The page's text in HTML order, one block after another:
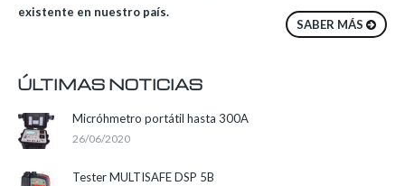
existente en nuestro país.
SABER MÁS
ÚLTIMAS NOTICIAS
Micróhmetro portátil hasta 300A
26/06/2020
Tester MULTISAFE DSP 5B